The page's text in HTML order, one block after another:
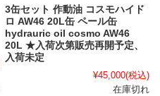
3缶セット 作動油 コスモハイド
ロ AW46 20L缶 ペール缶
hydrauric oil cosmo AW46
20L ★入荷次第販売再開予定、
入荷未定
¥45,000(税込)
在庫切れ